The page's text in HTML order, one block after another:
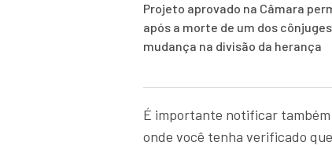
Projeto aprovado na Câmara
após a morte de um dos
mudança na divisão da herança
É importante notificar também
onde você tenha verificado